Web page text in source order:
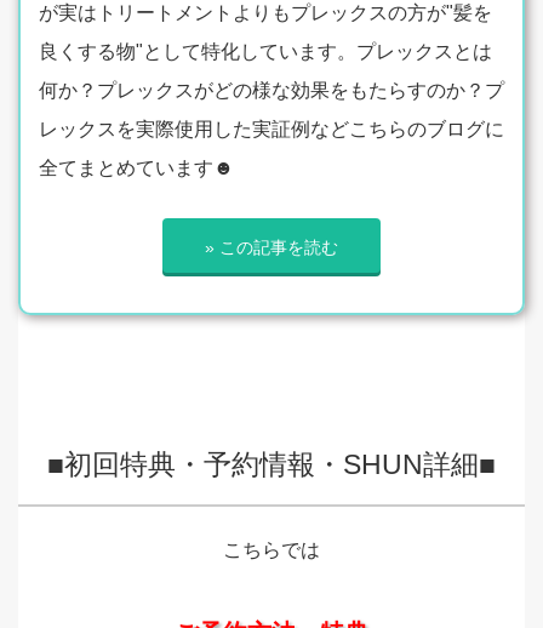
が実はトリートメントよりもプレックスの方が"髪を
良くする物"として特化しています。プレックスとは
何か？プレックスがどの様な効果をもたらすのか？プ
レックスを実際使用した実証例などこちらのブログに
全てまとめています☻
» この記事を読む
■初回特典・予約情報・SHUN詳細■
こちらでは